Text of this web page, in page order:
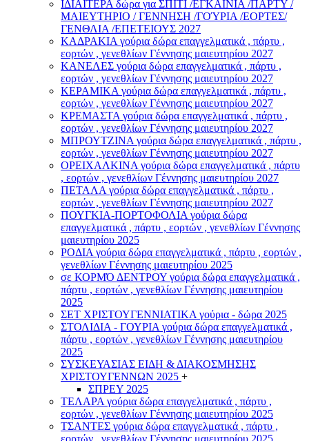
ΙΔΙΑΙΤΕΡΑ δώρα για ΣΠΙΤΙ /ΕΓΚΑΙΝΙΑ /ΠΑΡΤΥ /
ΜΑΙΕΥΤΗΡΙΟ / ΓΕΝΝΗΣΗ /ΓΟΎΡΙΑ /ΕΟΡΤΕΣ/
ΓΕΝΘΛΙΑ /ΕΠΕΤΕΙΟΥΣ 2027
ΚΑΔΡΑΚΙΑ γούρια δώρα επαγγελματικά , πάρτυ ,
εορτών , γενεθλίων Γέννησης μαιευτηρίου 2027
ΚΑΝΕΛΕΣ γούρια δώρα επαγγελματικά , πάρτυ ,
εορτών , γενεθλίων Γέννησης μαιευτηρίου 2027
ΚΕΡΑΜΙΚΑ γούρια δώρα επαγγελματικά , πάρτυ ,
εορτών , γενεθλίων Γέννησης μαιευτηρίου 2027
ΚΡΕΜΑΣΤΑ γούρια δώρα επαγγελματικά , πάρτυ ,
εορτών , γενεθλίων Γέννησης μαιευτηρίου 2027
ΜΠΡΟΥΤΖΙΝΑ γούρια δώρα επαγγελματικά , πάρτυ ,
εορτών , γενεθλίων Γέννησης μαιευτηρίου 2027
ΟΡΕΙΧΑΛΚΙΝΑ γούρια δώρα επαγγελματικά , πάρτυ
, εορτών , γενεθλίων Γέννησης μαιευτηρίου 2027
ΠΕΤΑΛΑ γούρια δώρα επαγγελματικά , πάρτυ ,
εορτών , γενεθλίων Γέννησης μαιευτηρίου 2027
ΠΟΥΓΚΙΑ-ΠΟΡΤΟΦΟΛΙΑ γούρια δώρα
επαγγελματικά , πάρτυ , εορτών , γενεθλίων Γέννησης
μαιευτηρίου 2025
ΡΟΔΙΑ γούρια δώρα επαγγελματικά , πάρτυ , εορτών ,
γενεθλίων Γέννησης μαιευτηρίου 2025
σε ΚΟΡΜΌ ΔΕΝΤΡΟΥ γούρια δώρα επαγγελματικά ,
πάρτυ , εορτών , γενεθλίων Γέννησης μαιευτηρίου
2025
ΣΕΤ ΧΡΙΣΤΟΥΓΕΝΝΙΑΤΙΚΑ γούρια - δώρα 2025
ΣΤΟΛΙΔΙΑ - ΓΟΥΡΙΑ γούρια δώρα επαγγελματικά ,
πάρτυ , εορτών , γενεθλίων Γέννησης μαιευτηρίου
2025
ΣΥΣΚΕΥΑΣΙΑΣ ΕΙΔΗ & ΔΙΑΚΟΣΜΗΣΗΣ
ΧΡΙΣΤΟΥΓΕΝΝΩΝ 2025 +
ΣΠΡΕΥ 2025
ΤΕΛΑΡΑ γούρια δώρα επαγγελματικά , πάρτυ ,
εορτών , γενεθλίων Γέννησης μαιευτηρίου 2025
ΤΣΑΝΤΕΣ γούρια δώρα επαγγελματικά , πάρτυ ,
εορτών , γενεθλίων Γέννησης μαιευτηρίου 2025